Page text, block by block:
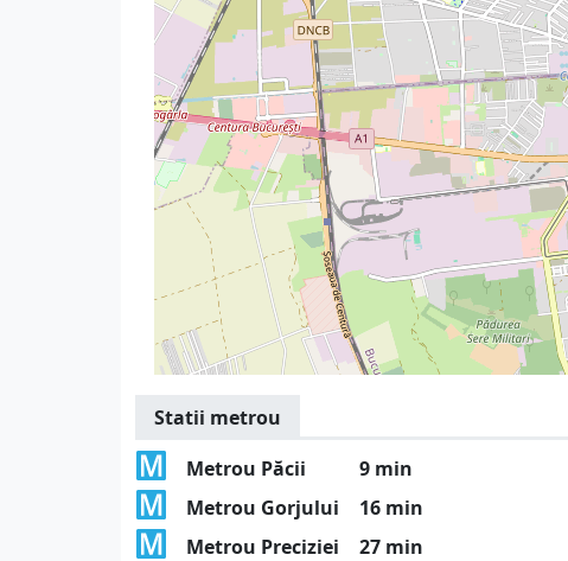
Statii metrou
Metrou Păcii
9 min
Metrou Gorjului
16 min
Metrou Preciziei
27 min